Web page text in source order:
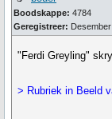
Boodskappe: 4784
Geregistreer:
"Ferdi Greyling"
> Rubriek in Beeld